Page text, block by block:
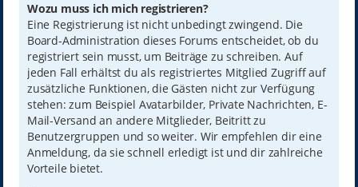
Wozu muss ich mich registrieren?
Eine Registrierung ist nicht unbedingt zwingend. Die
Board-Administration dieses Forums entscheidet, ob du
registriert sein musst, um Beiträge zu schreiben. Auf
jeden Fall erhältst du als registriertes Mitglied Zugriff auf
zusätzliche Funktionen, die Gästen nicht zur Verfügung
stehen: zum Beispiel Avatarbilder, Private Nachrichten, E-
Mail-Versand an andere Mitglieder, Beitritt zu
Benutzergruppen und so weiter. Wir empfehlen dir eine
Anmeldung, da sie schnell erledigt ist und dir zahlreiche
Vorteile bietet.